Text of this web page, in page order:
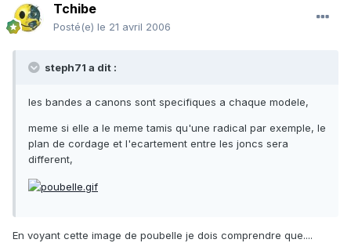
Tchibe
Posté(e) le 21 avril 2006
steph71 a dit :
les bandes a canons sont specifiques a chaque modele,
meme si elle a le meme tamis qu'une radical par exemple, le
plan de cordage et l'ecartement entre les joncs sera
different,
En voyant cette image de poubelle je dois comprendre que....